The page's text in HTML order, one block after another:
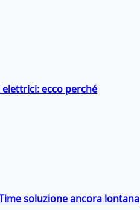
ecco perché
soluzione ancora lontana